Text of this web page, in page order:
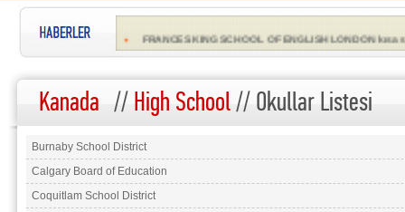
YAZ OKULU KAYITLARI ÇOKTAN BAŞLADI...
FRANCES KING SCHOOL OF ENGLISH LONDON
EMBASSY ENGLISH Türk öğrenciler için özel
EC'den Türk öğrencilere özel...
Malta'da dil eğitimi almak isteyen Türk öğrencilere çok
LSI Türk öğrencilere özel promosyonları...
Kanada // High School// Okullar Listesi
Burnaby School District
Calgary Board of Education
Coquitlam School District